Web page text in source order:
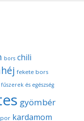
bors chili
fekete bors
fűszerek és egészség
gyömbér
kardamom